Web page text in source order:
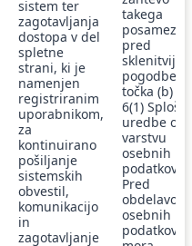
sistem ter
zagotavljanja
dostopa v del
spletne
strani, ki je
namenjen
registriranim
uporabnikom,
za
kontinuirano
pošiljanje
sistemskih
obvestil,
komunikacijo
in
zagotavljanje
takega
pred
sklenitvijo
pogodbe -
točka (b)
6(1)
uredbe o
varstvu
osebnih
podatkov.
Pred
obdelavo
osebnih
podatkov